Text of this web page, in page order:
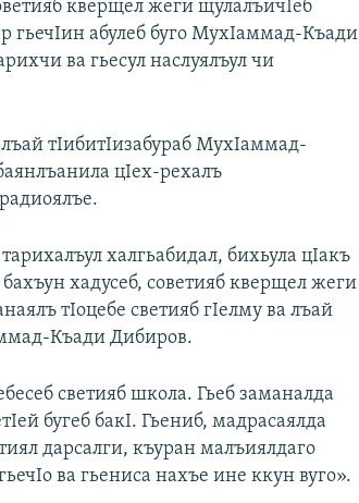
кверщел жеги щулалъичIеб
гьечIин абулеб буго МухIаммад-Къади
ва гьесул наслуялъул чи
лъай тIибитIизабураб МухIаммад-
цIех-рехалъ
халгьабидал, бихьула цIакъ
хадусеб, советияб кверщел жеги
тIоцебе светияб гIелму ва лъай
Къади Дибиров.
светияб школа. Гьеб заманалда
бугеб бакI. Гьениб, мадрасаялда
дарсалги, къуран малъиялдаго
ва гьениса нахъе ине ккун вуго».